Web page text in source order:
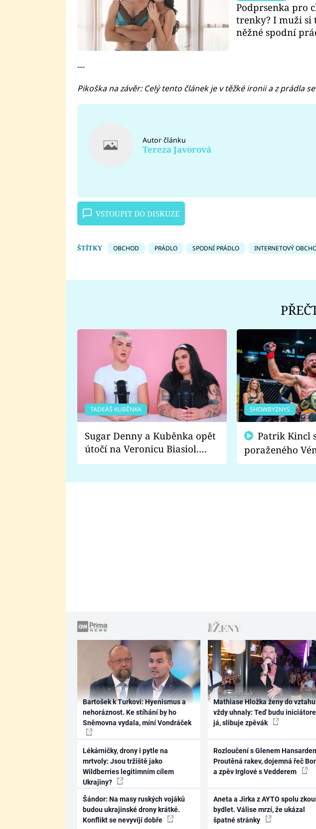
Podprsenka pro
trenky? I muži si
něžné spodní
---
Pikoška na závěr: Celý tento článek je v těžké ironii a z prádla
Autor článku
Tereza Javorová
VSTOUPIT DO DISKUZE
ŠTÍTKY OBCHOD PRÁDLO SPODNÍ PRÁDLO INTERNETOVÝ
TADEÁŠ KUBĚNKA
Sugar Denny a Kuběnka opět
útočí na Veronicu Biasiol.
Proč je podle nich falešná a
SHOWBYZNYS
poraženého
fanoušci
Bartošek k Turkovi: Hyenismus a
nehoráznost. Ke stíhání by ho
Sněmovna vydala, míní Vondráček
Lékárničky, drony i pytle na
mrtvoly: Jsou tržiště jako
Wildberries legitimním cílem
Ukrajiny?
Šándor: Na masy ruských vojáků
budou ukrajinské drony krátké.
Konflikt se nevyvíjí dobře
Mathiase Hložka ženy do vztahu
vždy uhnaly: Teď budu
já, slibuje zpěvák
Rozloučení s Glenem
Proutěná rakev, dojemná řeč
a zpěv Irglové s Vedderem
Aneta a Jirka z AYTO spolu
bydlet. Válise mrzí, že ukázal
špatné stránky